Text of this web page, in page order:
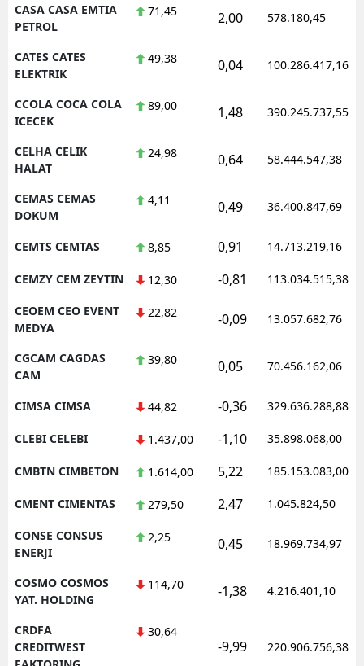
CASA CASA EMTIA
PETROL
71,45 2,00 578.180,45
CATES CATES
ELEKTRIK
49,38 0,04 100.286.417,16
CCOLA COCA COLA
ICECEK
89,00 1,48 390.245.737,55
CELHA CELIK
HALAT
24,98 0,64 58.444.547,38
CEMAS CEMAS
DOKUM
4,11 0,49 36.400.847,69
CEMTS CEMTAS 8,85 0,91 14.713.219,16
CEMZY CEM ZEYTIN 12,30 -0,81 113.034.515,38
CEOEM CEO EVENT
MEDYA
22,82 -0,09 13.057.682,76
CGCAM CAGDAS
CAM
39,80 0,05 70.456.162,06
CIMSA CIMSA 44,82 -0,36 329.636.288,88
CLEBI CELEBI 1.437,00 -1,10 35.898.068,00
CMBTN CIMBETON 1.614,00 5,22 185.153.083,00
CMENT CIMENTAS 279,50 2,47 1.045.824,50
CONSE CONSUS
ENERJI
2,25 0,45 18.969.734,97
COSMO COSMOS
YAT. HOLDING
114,70 -1,38 4.216.401,10
CRDFA
CREDITWEST
30,64
-9,99 220.906.756,38